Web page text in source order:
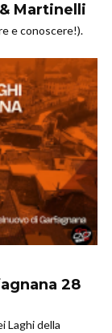
Martinelli
e conoscere!).
28
Laghi della